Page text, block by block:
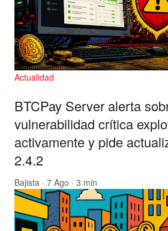
Actualidad
BTCPay Server alerta
vulnerabilidad crítica
activamente y pide
2.4.2
Bajista · 7 Ago · 3 min